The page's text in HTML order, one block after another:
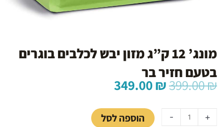
מונג’ 12 ק”ג מזון יבש לכלבים בוגרים
בטעם חזיר בר
399.00₪ המחיר
המקורי
היה:
399.00 ₪.
349.00₪ המחיר
הוא:
349.00 ₪. -
של
מונג’
+ הוספה לסל